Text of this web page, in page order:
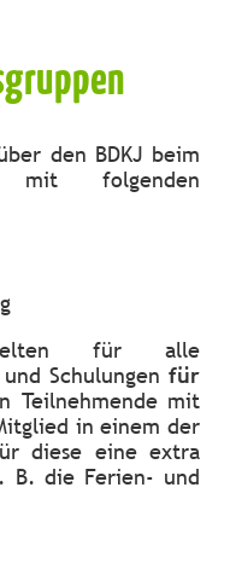
den BDKJ beim
mit folgenden
gelten für alle
Schulungen für
Teilnehmende mit
in einem der
diese eine extra
B. die Ferien- und